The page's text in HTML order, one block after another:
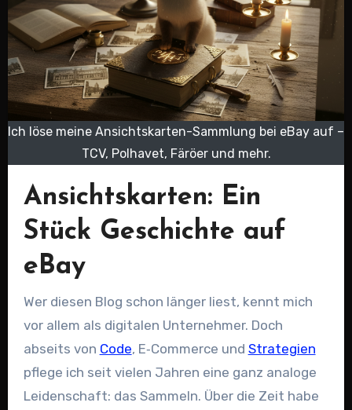
Ich löse meine Ansichtskarten-Sammlung bei eBay auf –
TCV, Polhavet, Färöer und mehr.
Ansichtskarten: Ein
Stück Geschichte auf
eBay
Wer diesen Blog schon länger liest, kennt mich
vor allem als digitalen Unternehmer. Doch
abseits von Code, E‑Commerce und Strategien
pflege ich seit vielen Jahren eine ganz analoge
Leidenschaft: das Sammeln. Über die Zeit habe